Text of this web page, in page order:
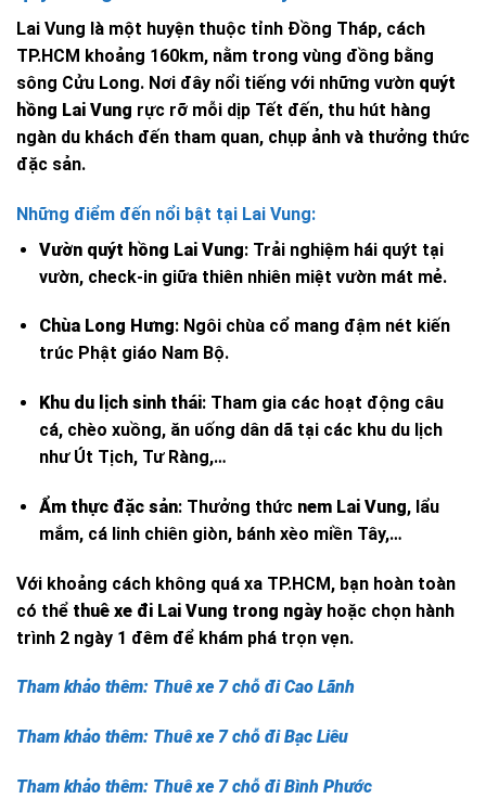
Lai Vung là một huyện thuộc tỉnh Đồng Tháp, cách
TP.HCM khoảng 160km, nằm trong vùng đồng bằng
sông Cửu Long. Nơi đây nổi tiếng với những vườn quýt
hồng Lai Vung rực rỡ mỗi dịp Tết đến, thu hút hàng
ngàn du khách đến tham quan, chụp ảnh và thưởng thức
đặc sản.
Những điểm đến nổi bật tại Lai Vung:
Vườn quýt hồng Lai Vung: Trải nghiệm hái quýt tại
vườn, check-in giữa thiên nhiên miệt vườn mát mẻ.
Chùa Long Hưng: Ngôi chùa cổ mang đậm nét kiến
trúc Phật giáo Nam Bộ.
Khu du lịch sinh thái: Tham gia các hoạt động câu
cá, chèo xuồng, ăn uống dân dã tại các khu du lịch
như Út Tịch, Tư Ràng,…
Ẩm thực đặc sản: Thưởng thức nem Lai Vung, lẩu
mắm, cá linh chiên giòn, bánh xèo miền Tây,…
Với khoảng cách không quá xa TP.HCM, bạn hoàn toàn
có thể thuê xe đi Lai Vung trong ngàyhoặc chọn hành
trình 2 ngày 1 đêm để khám phá trọn vẹn.
Tham khảo thêm: Thuê xe 7 chỗ đi Cao Lãnh
Tham khảo thêm: Thuê xe 7 chỗ đi Bạc Liêu
Tham khảo thêm: Thuê xe 7 chỗ đi Bình Phước